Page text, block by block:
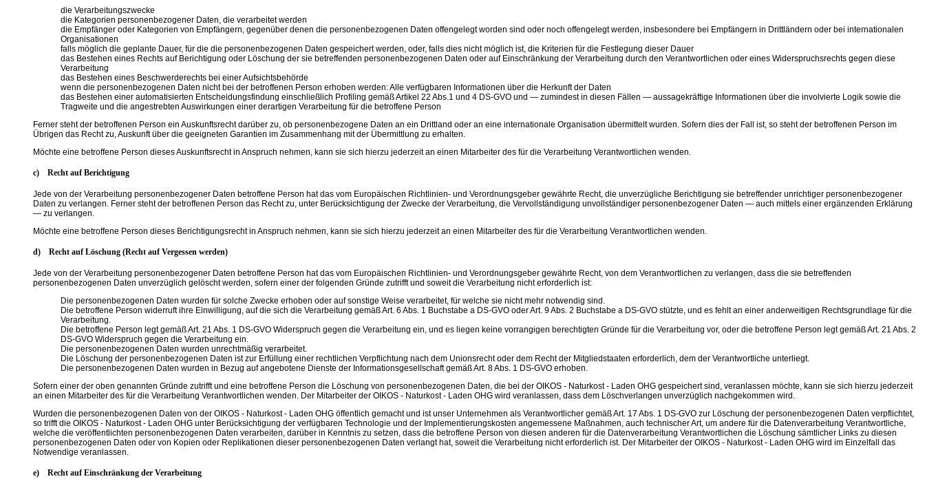
die Verarbeitungszwecke
die Kategorien personenbezogener Daten, die verarbeitet werden
die Empfänger oder Kategorien von Empfängern, gegenüber denen die personenbezogenen Daten offengelegt worden sind oder noch offengelegt werden, insbesondere bei Empfängern in Drittländern oder bei internationalen
Organisationen
falls möglich die geplante Dauer, für die die personenbezogenen Daten gespeichert werden, oder, falls dies nicht möglich ist, die Kriterien für die Festlegung dieser Dauer
das Bestehen eines Rechts auf Berichtigung oder Löschung der sie betreffenden personenbezogenen Daten oder auf Einschränkung der Verarbeitung durch den Verantwortlichen oder eines Widerspruchsrechts gegen diese
Verarbeitung
das Bestehen eines Beschwerderechts bei einer Aufsichtsbehörde
wenn die personenbezogenen Daten nicht bei der betroffenen Person erhoben werden: Alle verfügbaren Informationen über die Herkunft der Daten
das Bestehen einer automatisierten Entscheidungsfindung einschließlich Profiling gemäß Artikel 22 Abs.1 und 4 DS-GVO und — zumindest in diesen Fällen — aussagekräftige Informationen über die involvierte Logik sowie die
Tragweite und die angestrebten Auswirkungen einer derartigen Verarbeitung für die betroffene Person
Ferner steht der betroffenen Person ein Auskunftsrecht darüber zu, ob personenbezogene Daten an ein Drittland oder an eine internationale Organisation übermittelt wurden. Sofern dies der Fall ist, so steht der betroffenen Person im
Übrigen das Recht zu, Auskunft über die geeigneten Garantien im Zusammenhang mit der Übermittlung zu erhalten.
Möchte eine betroffene Person dieses Auskunftsrecht in Anspruch nehmen, kann sie sich hierzu jederzeit an einen Mitarbeiter des für die Verarbeitung Verantwortlichen wenden.
c) Recht auf Berichtigung
Jede von der Verarbeitung personenbezogener Daten betroffene Person hat das vom Europäischen Richtlinien- und Verordnungsgeber gewährte Recht, die unverzügliche Berichtigung sie betreffender unrichtiger personenbezogener
Daten zu verlangen. Ferner steht der betroffenen Person das Recht zu, unter Berücksichtigung der Zwecke der Verarbeitung, die Vervollständigung unvollständiger personenbezogener Daten — auch mittels einer ergänzenden Erklärung
— zu verlangen.
Möchte eine betroffene Person dieses Berichtigungsrecht in Anspruch nehmen, kann sie sich hierzu jederzeit an einen Mitarbeiter des für die Verarbeitung Verantwortlichen wenden.
d) Recht auf Löschung (Recht auf Vergessen werden)
Jede von der Verarbeitung personenbezogener Daten betroffene Person hat das vom Europäischen Richtlinien- und Verordnungsgeber gewährte Recht, von dem Verantwortlichen zu verlangen, dass die sie betreffenden
personenbezogenen Daten unverzüglich gelöscht werden, sofern einer der folgenden Gründe zutrifft und soweit die Verarbeitung nicht erforderlich ist:
Die personenbezogenen Daten wurden für solche Zwecke erhoben oder auf sonstige Weise verarbeitet, für welche sie nicht mehr notwendig sind.
Die betroffene Person widerruft ihre Einwilligung, auf die sich die Verarbeitung gemäß Art. 6 Abs. 1 Buchstabe a DS-GVO oder Art. 9 Abs. 2 Buchstabe a DS-GVO stützte, und es fehlt an einer anderweitigen Rechtsgrundlage für die
Verarbeitung.
Die betroffene Person legt gemäß Art. 21 Abs. 1 DS-GVO Widerspruch gegen die Verarbeitung ein, und es liegen keine vorrangigen berechtigten Gründe für die Verarbeitung vor, oder die betroffene Person legt gemäß Art. 21 Abs. 2
DS-GVO Widerspruch gegen die Verarbeitung ein.
Die personenbezogenen Daten wurden unrechtmäßig verarbeitet.
Die Löschung der personenbezogenen Daten ist zur Erfüllung einer rechtlichen Verpflichtung nach dem Unionsrecht oder dem Recht der Mitgliedstaaten erforderlich, dem der Verantwortliche unterliegt.
Die personenbezogenen Daten wurden in Bezug auf angebotene Dienste der Informationsgesellschaft gemäß Art. 8 Abs. 1 DS-GVO erhoben.
Sofern einer der oben genannten Gründe zutrifft und eine betroffene Person die Löschung von personenbezogenen Daten, die bei der OIKOS - Naturkost - Laden OHG gespeichert sind, veranlassen möchte, kann sie sich hierzu jederzeit
an einen Mitarbeiter des für die Verarbeitung Verantwortlichen wenden. Der Mitarbeiter der OIKOS - Naturkost - Laden OHG wird veranlassen, dass dem Löschverlangen unverzüglich nachgekommen wird.
Wurden die personenbezogenen Daten von der OIKOS - Naturkost - Laden OHG öffentlich gemacht und ist unser Unternehmen als Verantwortlicher gemäß Art. 17 Abs. 1 DS-GVO zur Löschung der personenbezogenen Daten verpflichtet,
so trifft die OIKOS - Naturkost - Laden OHG unter Berücksichtigung der verfügbaren Technologie und der Implementierungskosten angemessene Maßnahmen, auch technischer Art, um andere für die Datenverarbeitung Verantwortliche,
welche die veröffentlichten personenbezogenen Daten verarbeiten, darüber in Kenntnis zu setzen, dass die betroffene Person von diesen anderen für die Datenverarbeitung Verantwortlichen die Löschung sämtlicher Links zu diesen
personenbezogenen Daten oder von Kopien oder Replikationen dieser personenbezogenen Daten verlangt hat, soweit die Verarbeitung nicht erforderlich ist. Der Mitarbeiter der OIKOS - Naturkost - Laden OHG wird im Einzelfall das
Notwendige veranlassen.
e) Recht auf Einschränkung der Verarbeitung